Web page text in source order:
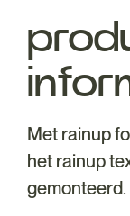
Met rainup
het rainup
gemonteerd.